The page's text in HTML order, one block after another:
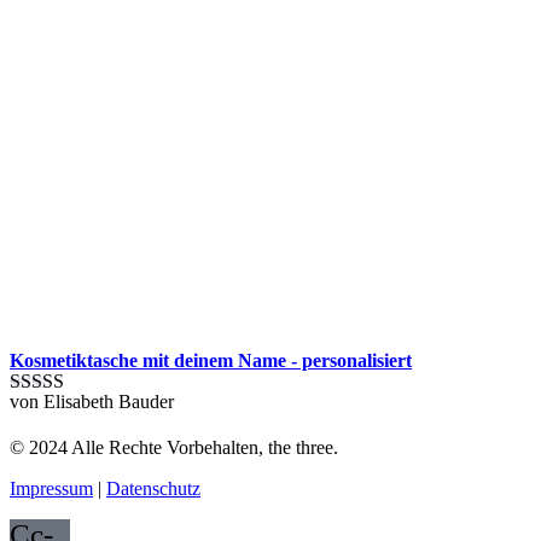
Kosmetiktasche mit deinem Name - personalisiert
Bewertet mit
von Elisabeth Bauder
© 2024 Alle Rechte Vorbehalten, the three.
Impressum | Datenschutz
Cc-